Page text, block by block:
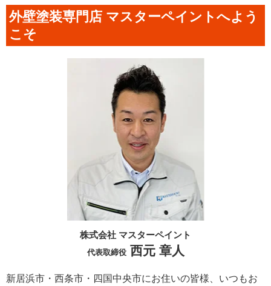
外壁塗装専門店 マスターペイントへよう
こそ
株式会社 マスターペイント
代表取締役西元 章人
新居浜市・西条市・四国中央市にお住いの皆様、いつもお